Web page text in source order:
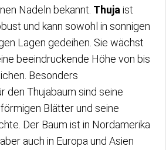
Nadeln bekannt. Thuja ist
und kann sowohl in sonnigen
Lagen gedeihen. Sie wächst
beeindruckende Höhe von bis
Besonders
den Thujabaum sind seine
Blätter und seine
Der Baum ist in Nordamerika
auch in Europa und Asien